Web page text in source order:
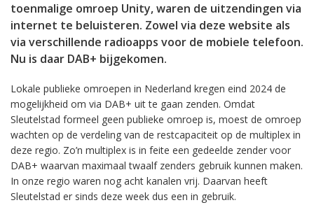
toenmalige omroep Unity, waren de uitzendingen via
internet te beluisteren. Zowel via deze website als
via verschillende radioapps voor de mobiele telefoon.
Nu is daar DAB+ bijgekomen.
Lokale publieke omroepen in Nederland kregen eind 2024 de
mogelijkheid om via DAB+ uit te gaan zenden. Omdat
Sleutelstad formeel geen publieke omroep is, moest de omroep
wachten op de verdeling van de restcapaciteit op de multiplex in
deze regio. Zo’n multiplex is in feite een gedeelde zender voor
DAB+ waarvan maximaal twaalf zenders gebruik kunnen maken.
In onze regio waren nog acht kanalen vrij. Daarvan heeft
Sleutelstad er sinds deze week dus een in gebruik.